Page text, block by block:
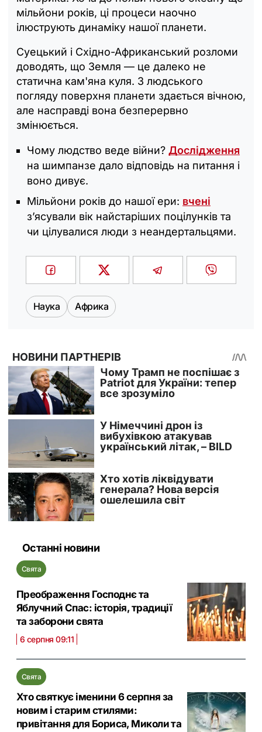
мільйони років, ці процеси наочно
ілюструють динаміку нашої планети.
Суецький і Східно-Африканський розломи
доводять, що Земля — це далеко не
статична кам'яна куля. З людського
погляду поверхня планети здається вічною,
але насправді вона безперервно
змінюється.
Чому людство веде війни? Дослідження
на шимпанзе дало відповідь на питання і
воно дивує.
Мільйони років до нашої ери: вчені
з’ясували вік найстаріших поцілунків та
чи цілувалися люди з неандертальцями.
Наука Африка
Останні новини
Свята
Преображення Господнє та
Яблучний Спас: історія, традиції
та заборони свята
6 серпня 09:11
Свята
Хто святкує іменини 6 серпня за
новим і старим стилями:
привітання для Бориса, Миколи та